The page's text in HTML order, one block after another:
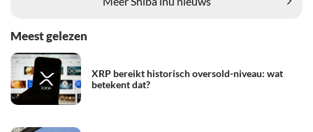
Meest gelezen
XRP bereikt historisch oversold-niveau: wat
betekent dat?